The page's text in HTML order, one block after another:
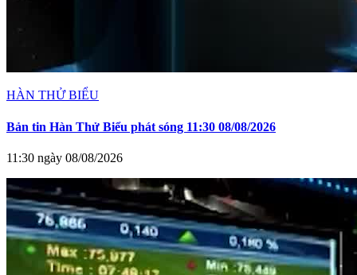
HÀN THỬ BIỂU
Bản tin Hàn Thử Biểu phát sóng 11:30 08/08/2026
11:30 ngày 08/08/2026